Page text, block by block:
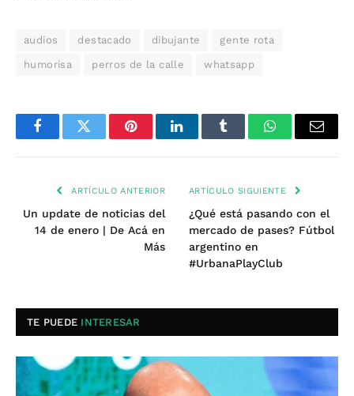
audios destacado dibujante gente rota
humorisa perros de la calle whatsapp
FacebookTwitter PinterestLinkedInTumblr WhatsAppEmail
ARTÍCULO ANTERIOR
Un update de noticias del
14 de enero | De Acá en
Más
ARTÍCULO SIGUIENTE
¿Qué está pasando con el
mercado de pases? Fútbol
argentino en
#UrbanaPlayClub
TE PUEDE INTERESAR